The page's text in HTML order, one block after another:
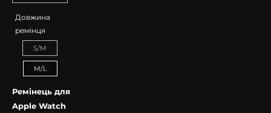
Довжина
ремінця
S/M
M/L
Ремінець для
Apple Watch